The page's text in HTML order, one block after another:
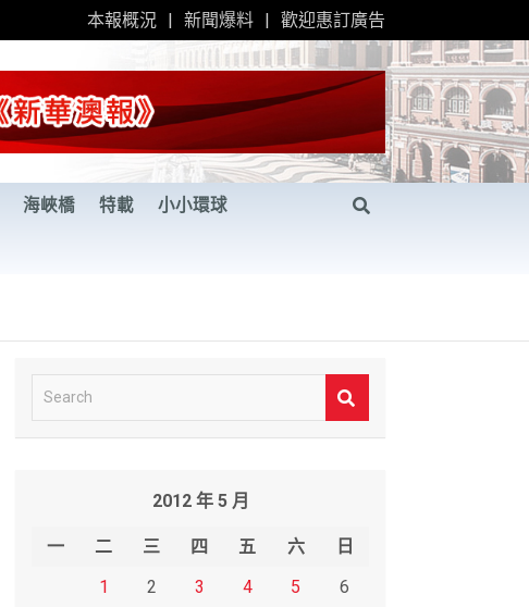
本報概況 新聞爆料 歡迎惠訂廣告
海峽橋 特載 小小環球
e
2012 年 5 月
一 二 三 四 五 六
日
1
2 3 4 5
6